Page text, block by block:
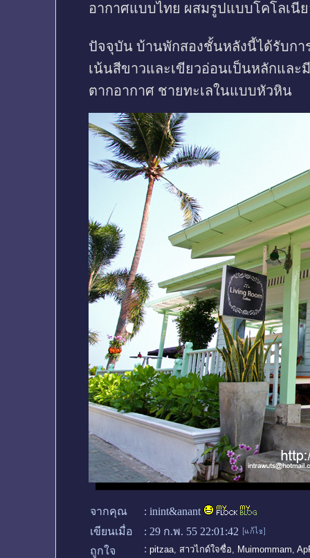
อากาศแบบไทย ผสมรูปแบบโคโลเนี
ปัจจุบัน บ้านพักสองชั้นหลังนี้ได้รับก
เน้นสีขาวและเขียวอ่อนเป็นหลักแล
ตากอากาศ ชายทะเลในแบบหัวหิน
จากคุณ : inint&anant
เขียนเมื่อ
: 29 ก.พ. 55 22:01:42
ถูกใจ
: pitzaa, สาวไกด์ใจซื่อ, Muimommam,